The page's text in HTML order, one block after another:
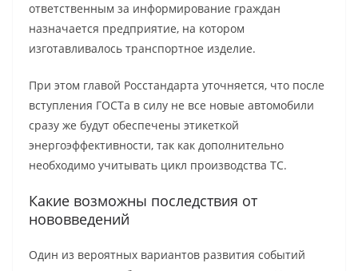
ответственным за информирование граждан
назначается предприятие, на котором
изготавливалось транспортное изделие.
При этом главой Росстандарта уточняется, что после
вступления ГОСТа в силу не все новые автомобили
сразу же будут обеспечены этикеткой
энергоэффективности, так как дополнительно
необходимо учитывать цикл производства ТС.
Какие возможны последствия от
нововведений
Один из вероятных вариантов развития событий